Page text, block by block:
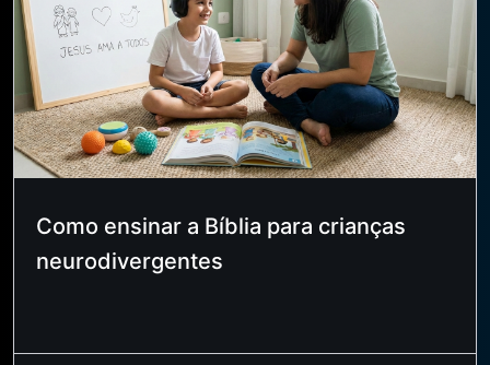
Como ensinar a Bíblia para crianças
neurodivergentes